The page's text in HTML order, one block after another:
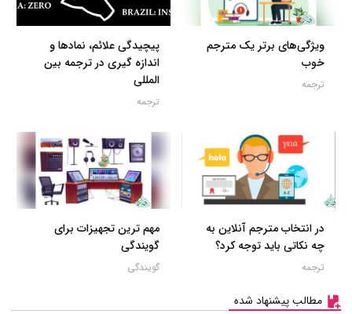
ویژگی‌های برتر یک مترجم
خوب
ترجمه
پیچیدگی علائم، نمادها و
اندازه گیری در ترجمه بین
المللی
ترجمه
در انتخاب مترجم آنلاین به
چه نکاتی باید توجه کرد؟
ترجمه
مهم ترین تجهیزات برای
گویندگی
گویندگی
مطالب پیشنهاد شده